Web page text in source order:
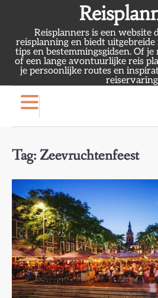
Reisplanners is een website
reisplanning en biedt
tips en bestemmingsgidsen. Of
of een lange avontuurlijke reis
je persoonlijke routes en
Tag: Zeevruchtenfeest